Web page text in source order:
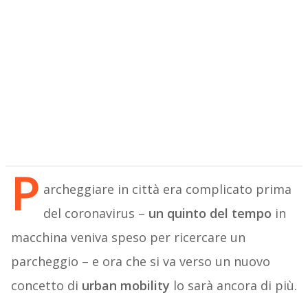
P archeggiare in città era complicato prima
del coronavirus – un quinto del tempo in
macchina veniva speso per ricercare un
parcheggio – e ora che si va verso un nuovo
concetto di urban mobility lo sarà ancora di più.